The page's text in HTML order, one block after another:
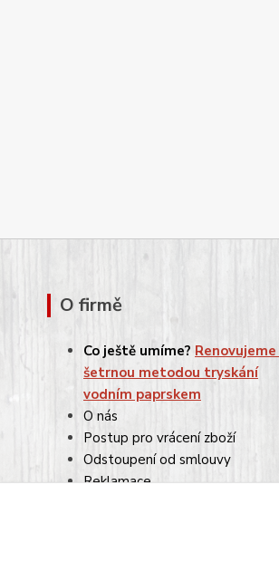
O firmě
Co ještě umíme?
šetrnou metodou tryskání
vodním paprskem
O nás
Postup pro vrácení zboží
Odstoupení od smlouvy
Reklamace